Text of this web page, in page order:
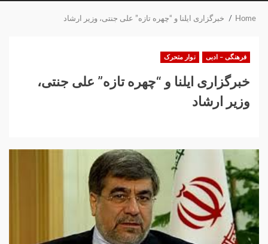
Home خبرگزاری ایلنا و “چهره تازه” علی جنتی، وزیر ارشاد
فرهنگی – ادبی نوار متحرک
خبرگزاری ایلنا و “چهره تازه” علی جنتی،
وزیر ارشاد